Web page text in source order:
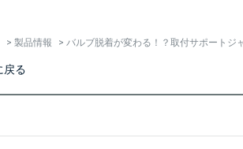
> 製品情報 > バルブ脱着が変わる！？取付サポートジ
戻る